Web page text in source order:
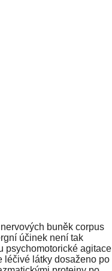
buněk corpus
účinek není tak
psychomotorické agitace
léčivé látky dosaženo po